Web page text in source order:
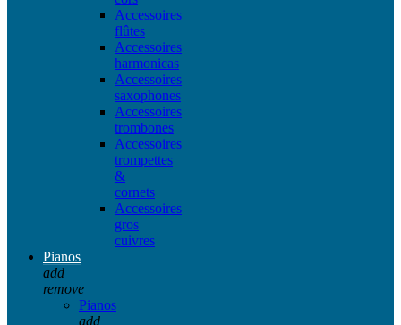
Accessoires
flûtes
Accessoires
harmonicas
Accessoires
saxophones
Accessoires
trombones
Accessoires
trompettes
&
cornets
Accessoires
gros
cuivres
Pianos
add
remove
Pianos
add